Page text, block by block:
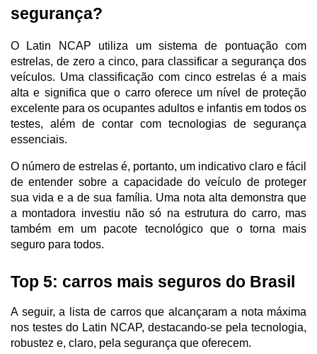
segurança?
O Latin NCAP utiliza um sistema de pontuação com
estrelas, de zero a cinco, para classificar a segurança dos
veículos. Uma classificação com cinco estrelas é a mais
alta e significa que o carro oferece um nível de proteção
excelente para os ocupantes adultos e infantis em todos os
testes, além de contar com tecnologias de segurança
essenciais.
O número de estrelas é, portanto, um indicativo claro e fácil
de entender sobre a capacidade do veículo de proteger
sua vida e a de sua família. Uma nota alta demonstra que
a montadora investiu não só na estrutura do carro, mas
também em um pacote tecnológico que o torna mais
seguro para todos.
Top 5: carros mais seguros do Brasil
A seguir, a lista de carros que alcançaram a nota máxima
nos testes do Latin NCAP, destacando-se pela tecnologia,
robustez e, claro, pela segurança que oferecem.